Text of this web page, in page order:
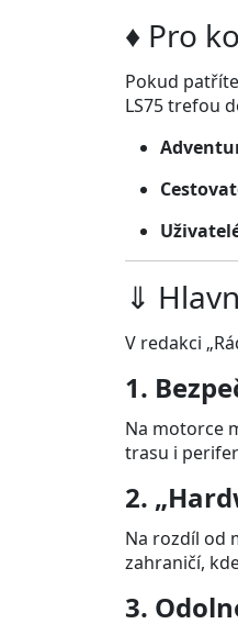
♦ Pro
Pokud
LS75 trefou
⇓
V redakci
1.
Na motorce
trasu i
2.
Na rozdíl od
zahraničí,
3.